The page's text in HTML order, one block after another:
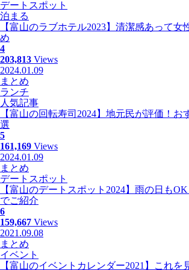
デートスポット
泊まる
【富山のラブホテル2023】清潔感あって女
め
4
203,813 Views
2024.01.09
まとめ
ランチ
人気記事
【富山の回転寿司2024】地元民が評価！お
選
5
161,169 Views
2024.01.09
まとめ
デートスポット
【富山のデートスポット2024】雨の日も
でご紹介
6
159,667 Views
2021.09.08
まとめ
イベント
【富山のイベントカレンダー2021】これを